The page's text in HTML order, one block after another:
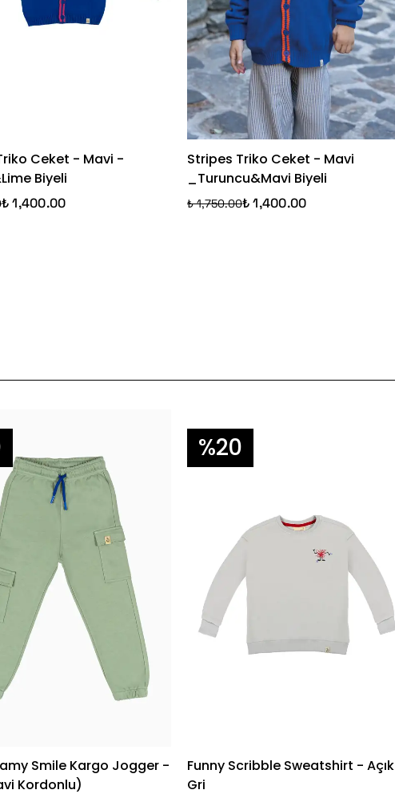
Ceket - Mavi -
Biyeli
₺ 1,400.00
Stripes Triko Ceket - Mavi
_Turuncu&Mavi Biyeli
₺ 1,750.00₺ 1,400.00
Smile Kargo Jogger -
Kordonlu)
%20
Funny Scribble Sweatshirt - Açık
Gri